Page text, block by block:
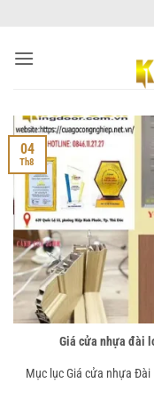
nội
Giá cửa nhựa đài
Mục lục Giá cửa nhựa
04
Th8